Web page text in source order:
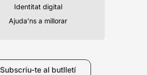
Identitat digital
Ajuda’ns a millorar
Subscriu-te al butlletí